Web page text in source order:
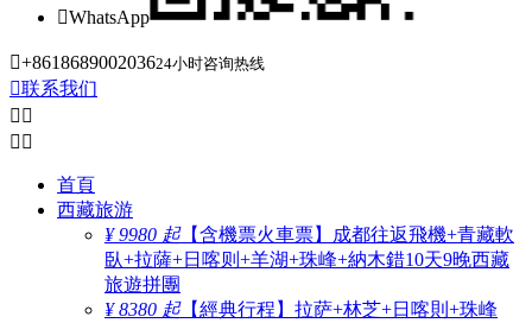
WhatsApp
+861868900203624小时咨询热线
联系我们
 
 
首頁
西藏旅游
¥ 9980 起【含機票火車票】成都往返飛機+青藏軟
臥+拉薩+日喀则+羊湖+珠峰+納木錯10天9晚西藏
旅遊拼團
¥ 8380 起【經典行程】拉萨+林芝+日喀則+珠峰